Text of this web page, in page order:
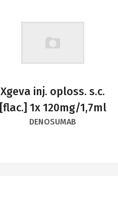
Xgeva inj. oploss. s.c.
[flac.] 1x 120mg/1,7ml
DENOSUMAB